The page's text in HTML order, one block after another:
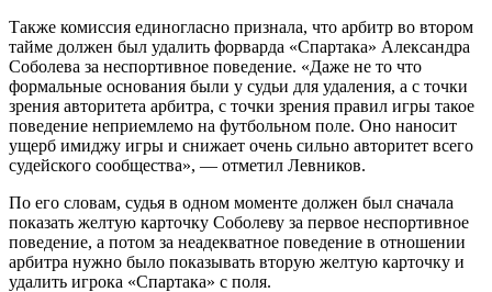
Также комиссия единогласно признала, что арбитр во втором
тайме должен был удалить форварда «Спартака» Александра
Соболева за неспортивное поведение. «Даже не то что
формальные основания были у судьи для удаления, а с точки
зрения авторитета арбитра, с точки зрения правил игры такое
поведение неприемлемо на футбольном поле. Оно наносит
ущерб имиджу игры и снижает очень сильно авторитет всего
судейского сообщества», — отметил Левников.
По его словам, судья в одном моменте должен был сначала
показать желтую карточку Соболеву за первое неспортивное
поведение, а потом за неадекватное поведение в отношении
арбитра нужно было показывать вторую желтую карточку и
удалить игрока «Спартака» с поля.